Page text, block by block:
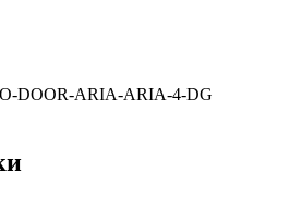
DOOR-ARIA-ARIA-4-DG